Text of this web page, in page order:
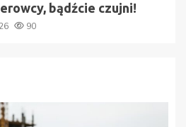
bądźcie czujni!
90